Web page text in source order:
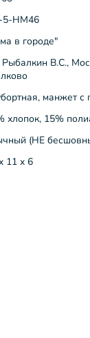
5-НМ46
в городе"
В.С.,
манжет с
хлопок, 15%
(НЕ
11 x 6